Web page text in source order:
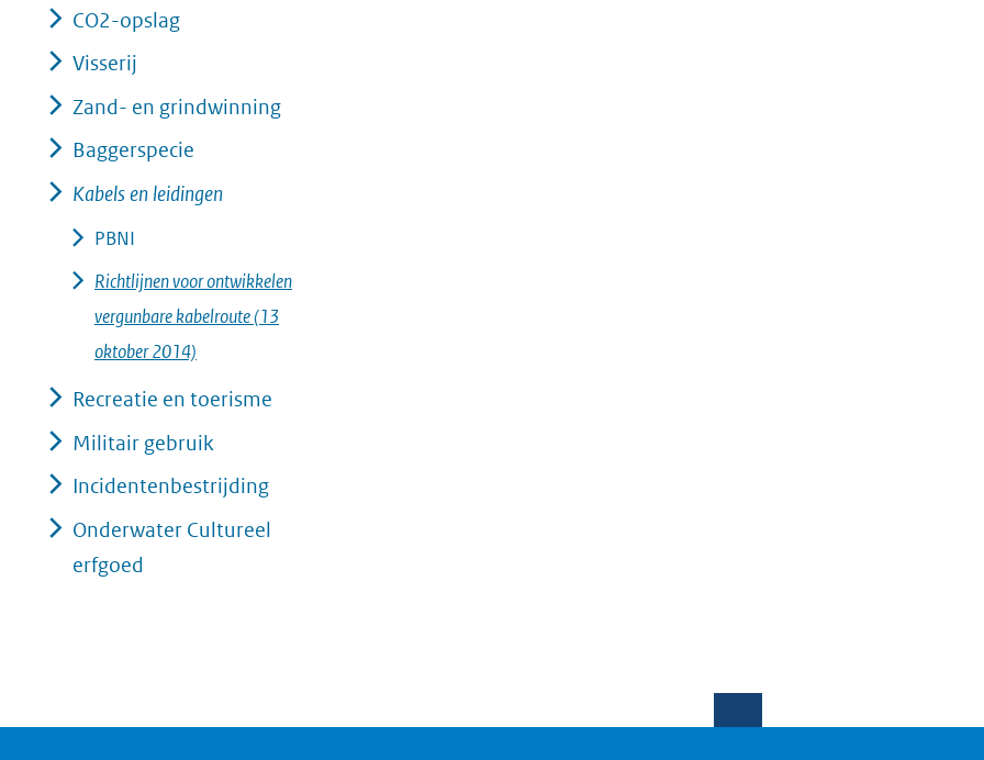
CO2-opslag
Visserij
Zand- en grindwinning
Baggerspecie
Kabels en leidingen
PBNI
Richtlijnen voor ontwikkelen
vergunbare kabelroute (13
oktober 2014)
Recreatie en toerisme
Militair gebruik
Incidentenbestrijding
Onderwater Cultureel
erfgoed